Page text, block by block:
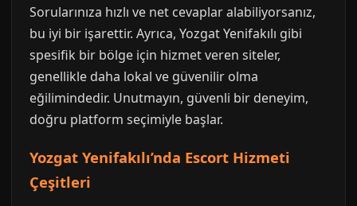
Sorularınıza hızlı ve net cevaplar alabiliyorsanız,
bu iyi bir işarettir. Ayrıca, Yozgat Yenifakılı gibi
spesifik bir bölge için hizmet veren siteler,
genellikle daha lokal ve güvenilir olma
eğilimindedir. Unutmayın, güvenli bir deneyim,
doğru platform seçimiyle başlar.
Yozgat Yenifakılı’nda Escort Hizmeti
Çeşitleri